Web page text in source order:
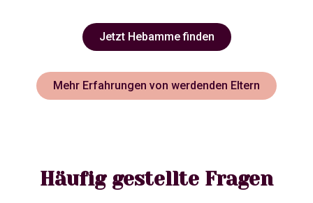
Jetzt Hebamme finden
Mehr Erfahrungen von werdenden Eltern
Häufig gestellte Fragen